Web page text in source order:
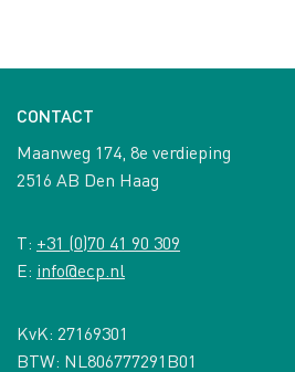
CONTACT
Maanweg 174, 8e verdieping
2516 AB Den Haag
T: +31 (0)70 41 90 309
E: info@ecp.nl
KvK: 27169301
BTW: NL806777291B01